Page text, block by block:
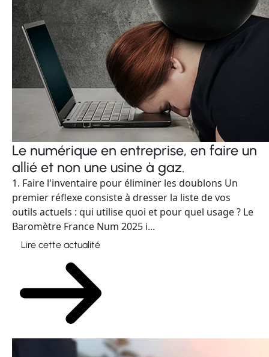
Le numérique en entreprise, en faire un
allié et non une usine à gaz.
1. Faire l'inventaire pour éliminer les doublons Un
premier réflexe consiste à dresser la liste de vos
outils actuels : qui utilise quoi et pour quel usage ? Le
Baromètre France Num 2025 i...
Lire cette actualité